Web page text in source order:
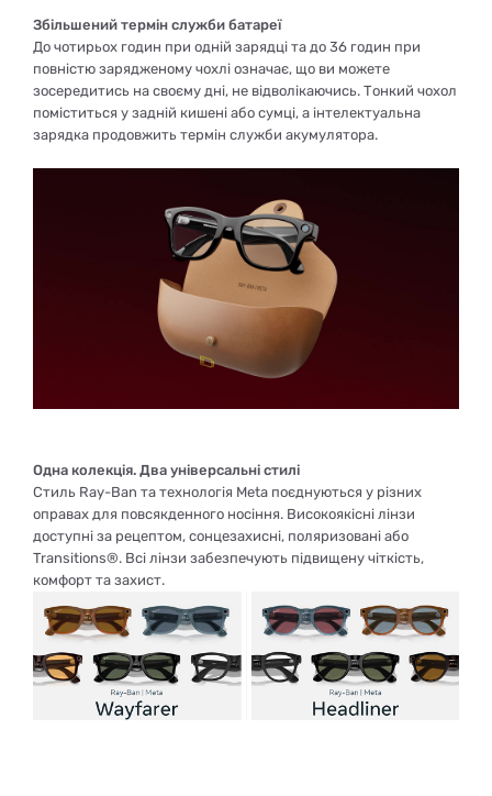
Збільшений термін служби батареї
До чотирьох годин при одній зарядці та до 36 годин при
повністю зарядженому чохлі означає, що ви можете
зосередитись на своєму дні, не відволікаючись. Тонкий чохол
поміститься у задній кишені або сумці, а інтелектуальна
зарядка продовжить термін служби акумулятора.
Одна колекція. Два універсальні стилі
Стиль Ray-Ban та технологія Meta поєднуються у різних
оправах для повсякденного носіння. Високоякісні лінзи
доступні за рецептом, сонцезахисні, поляризовані або
Transitions®. Всі лінзи забезпечують підвищену чіткість,
комфорт та захист.